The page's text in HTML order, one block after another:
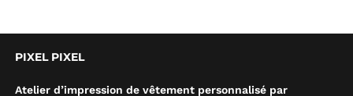
PIXEL PIXEL
Atelier d’impression de vêtement personnalisé par